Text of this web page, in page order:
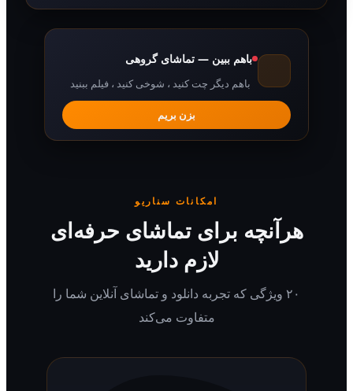
باهم ببین — تماشای گروهی
باهم دیگر چت کنید ، شوخی کنید ، فیلم ببنید
امکانات سناریو
برای تماشای حرفه‌ای
لازم دارید
۲۰ ویژگی که تجربه دانلود و تماشای آنلاین شما را
متفاوت می‌کند